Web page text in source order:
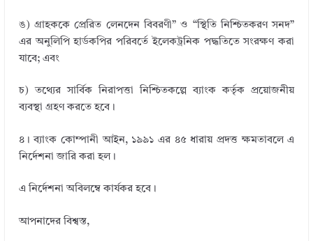
ঙ) গ্রাহককে প্রেরিত লেনদেন বিবরণী” ও “স্থিতি নিশ্চিতকরণ সনদ”
এর অনুলিপি হার্ডকপির পরিবর্তে ইলেকট্রনিক পদ্ধতিতে সংরক্ষণ করা
যাবে; এবং
চ) তথ্যের সার্বিক নিরাপত্তা নিশ্চিতকল্পে ব্যাংক কর্তৃক প্রয়ােজনীয়
ব্যবস্থা গ্রহণ করতে হবে।
৪। ব্যাংক কোম্পানী আইন, ১৯৯১ এর ৪৫ ধারায় প্রদত্ত ক্ষমতাবলে এ
নির্দেশনা জারি করা হল।
এ নির্দেশনা অবিলম্বে কার্যকর হবে।
আপনাদের বিশ্বস্ত,